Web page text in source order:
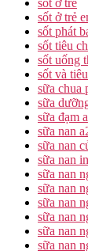
sốt ở trẻ
sốt phát
sốt tiêu
sốt uống
sốt và
sữa chua
sữa
sữa đạm
sữa nan
sữa nan
sữa nan
sữa nan
sữa nan
sữa nan
sữa nan
sữa nan
sữa nan